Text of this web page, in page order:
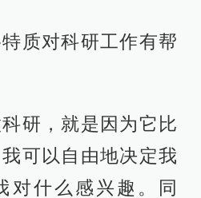
质对科研工作有帮
研，就是因为它比
可以自由地决定我
对什么感兴趣。同